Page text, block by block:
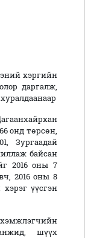
хэргийн
даргалж,
онд төрсөн,
Зургаадай
байсан
2016 оны 7
2016 оны 8
үүсгэн
шүүх